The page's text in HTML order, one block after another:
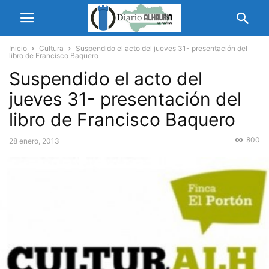
Inicio Cultura
Suspendido el acto del jueves 31- presentación del
libro de Francisco Baquero
Suspendido el acto del
jueves 31- presentación del
libro de Francisco Baquero
28 enero, 2013 800